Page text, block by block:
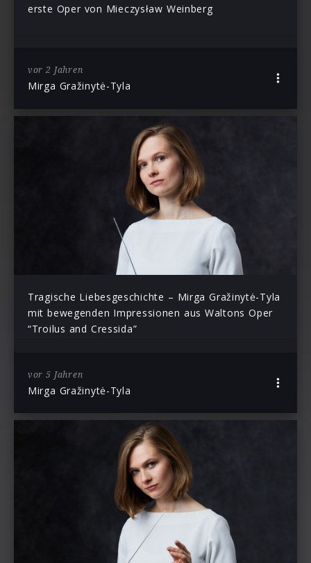
erste Oper von Mieczysław Weinberg
vor 2 Jahren
Mirga Gražinytė-Tyla
Tragische Liebesgeschichte – Mirga Gražinytė-Tyla
mit bewegenden Impressionen aus Waltons Oper
“Troilus and Cressida”
vor 5 Jahren
Mirga Gražinytė-Tyla